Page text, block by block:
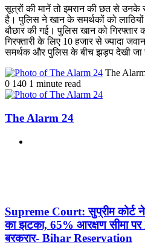
सूत्रों की मानें तो इमरान की छत से उनके
है। पुलिस ने खान के समर्थकों को
बौछार की गई। पुलिस खान को
गिरफ्तारी के लिए 10 हजार से ज्यादा
समर्थक और पुलिस के बीच झड़प देखी जा
The
0 140 1 minute read
The Alarm 24
Supreme Court: सुप्रीम कोर्ट ने
का झटका, 65% आरक्षण सीमा
बरकरार- Bihar Reservation